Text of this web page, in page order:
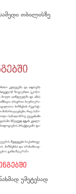
თბილისზე
უმეტესად